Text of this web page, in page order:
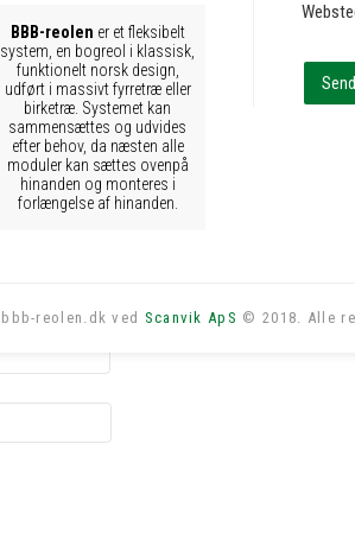
BBB-reolen er et fleksibelt
system, en bogreol i klassisk,
funktionelt norsk design,
udført i massivt fyrretræ eller
birketræ. Systemet kan
sammensættes og udvides
efter behov, da næsten alle
moduler kan sættes ovenpå
hinanden og monteres i
forlængelse af hinanden.
bbb-reolen.dk ved Scanvik ApS © 2018. Alle